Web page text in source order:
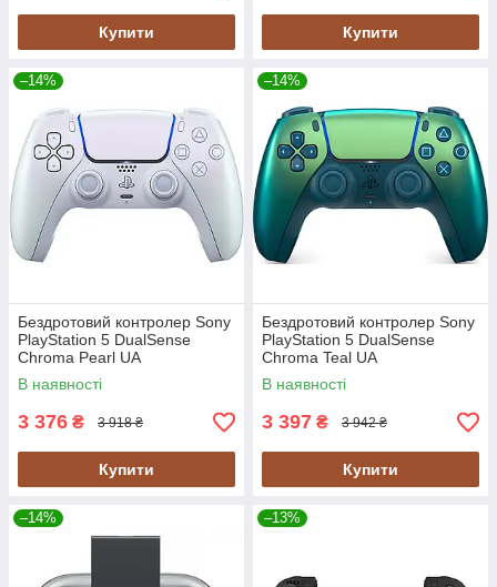
Купити Купити
–14%
Бездротовий контролер Sony
PlayStation 5 DualSense
Chroma Pearl UA
В наявності
3 376 ₴ 3 918 ₴
Купити
–14%
Бездротовий контролер Sony
PlayStation 5 DualSense
Chroma Teal UA
(1000044461)
В наявності
3 397 ₴ 3 942 ₴
Купити
–14% –13%